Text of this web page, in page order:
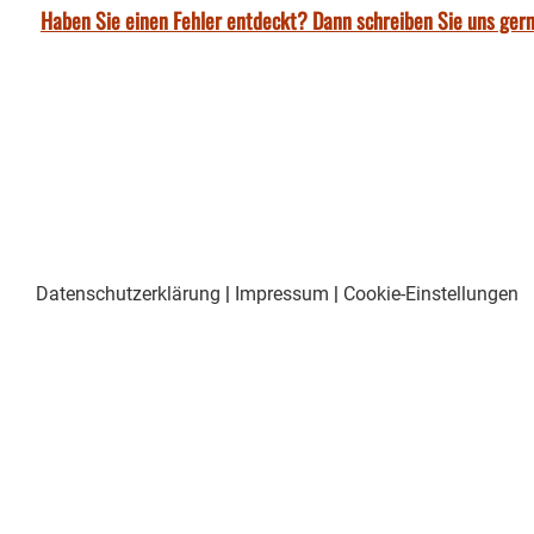
Haben Sie einen Fehler entdeckt? Dann schreiben Sie uns
Datenschutzerklärung | Impressum | Cookie-Einstellungen